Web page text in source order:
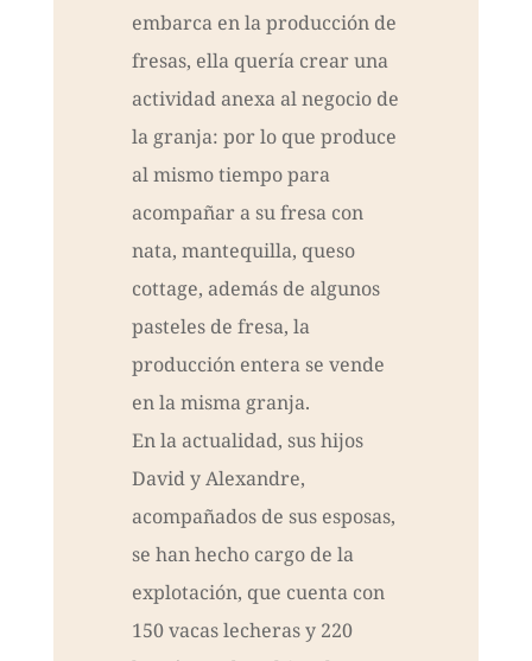
embarca en la producción de
fresas, ella quería crear una
actividad anexa al negocio de
la granja: por lo que produce
al mismo tiempo para
acompañar a su fresa con
nata, mantequilla, queso
cottage, además de algunos
pasteles de fresa, la
producción entera se vende
en la misma granja.
En la actualidad, sus hijos
David y Alexandre,
acompañados de sus esposas,
se han hecho cargo de la
explotación, que cuenta con
150 vacas lecheras y 220